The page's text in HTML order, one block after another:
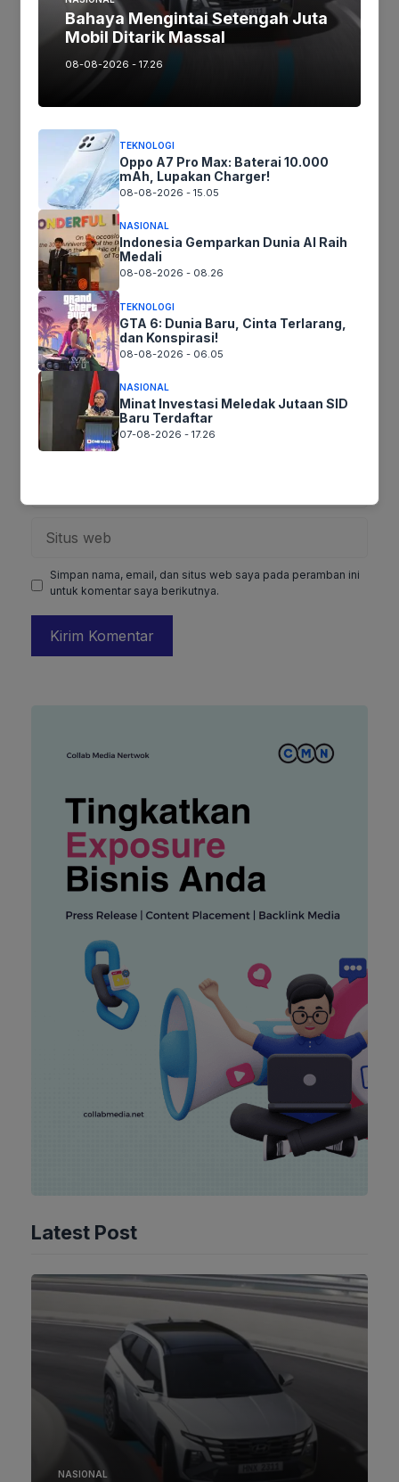
Tinggalkan komentar
Komentar
web
Simpan nama, email, dan situs web saya pada peramban ini
untuk komentar saya berikutnya.
Latest Post
NASIONAL
Bahaya Mengintai Setengah Juta
Mobil Ditarik Massal
08-08-2026 - 17.26
TEKNOLOGI
Oppo A7 Pro Max: Baterai 10.000
mAh, Lupakan Charger!
08-08-2026 - 15.05
NASIONAL
Indonesia Gemparkan Dunia AI Raih
Medali
08-08-2026 - 08.26
TEKNOLOGI
GTA 6: Dunia Baru, Cinta Terlarang,
dan Konspirasi!
08-08-2026 - 06.05
NASIONAL
Minat Investasi Meledak Jutaan SID
Baru Terdaftar
07-08-2026 - 17.26